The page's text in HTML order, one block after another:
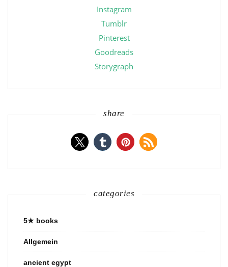
Instagram
Tumblr
Pinterest
Goodreads
Storygraph
share
categories
5★ books
Allgemein
ancient egypt